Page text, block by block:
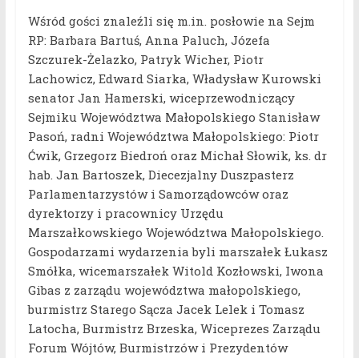
Wśród gości znaleźli się m.in. posłowie na Sejm
RP: Barbara Bartuś, Anna Paluch, Józefa
Szczurek-Żelazko, Patryk Wicher, Piotr
Lachowicz, Edward Siarka, Władysław Kurowski
senator Jan Hamerski, wiceprzewodniczący
Sejmiku Województwa Małopolskiego Stanisław
Pasoń, radni Województwa Małopolskiego: Piotr
Ćwik, Grzegorz Biedroń oraz Michał Słowik, ks. dr
hab. Jan Bartoszek, Diecezjalny Duszpasterz
Parlamentarzystów i Samorządowców oraz
dyrektorzy i pracownicy Urzędu
Marszałkowskiego Województwa Małopolskiego.
Gospodarzami wydarzenia byli marszałek Łukasz
Smółka, wicemarszałek Witold Kozłowski, Iwona
Gibas z zarządu województwa małopolskiego,
burmistrz Starego Sącza Jacek Lelek i Tomasz
Latocha, Burmistrz Brzeska, Wiceprezes Zarządu
Forum Wójtów, Burmistrzów i Prezydentów